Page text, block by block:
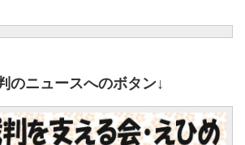
のニュースへのボタン↓